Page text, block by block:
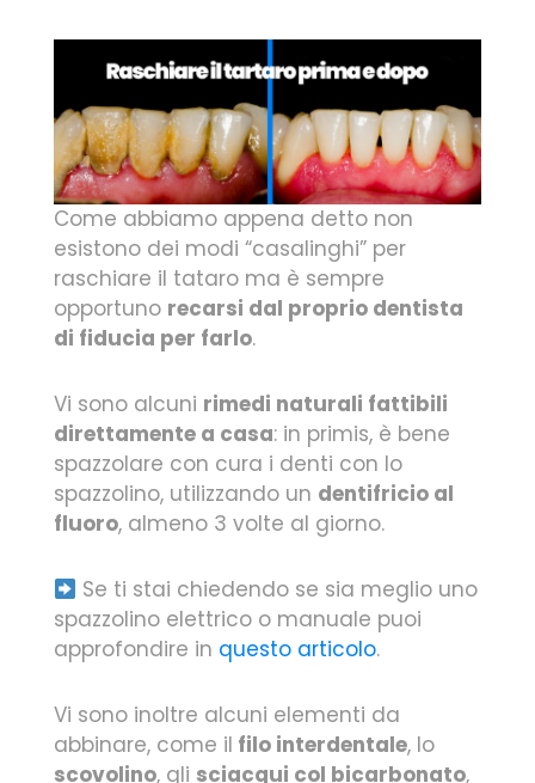
Come abbiamo appena detto non
esistono dei modi “casalinghi” per
raschiare il tataro ma è sempre
opportuno recarsi dal proprio dentista
di fiducia per farlo.
Vi sono alcuni rimedi naturali fattibili
direttamente a casa: in primis, è bene
spazzolare con cura i denti con lo
spazzolino, utilizzando un dentifricio al
fluoro, almeno 3 volte al giorno.
Se ti stai chiedendo se sia meglio uno
spazzolino elettrico o manuale puoi
approfondire in questo articolo.
Vi sono inoltre alcuni elementi da
abbinare, come il filo interdentale, lo
scovolino, gli sciacqui col bicarbonato,